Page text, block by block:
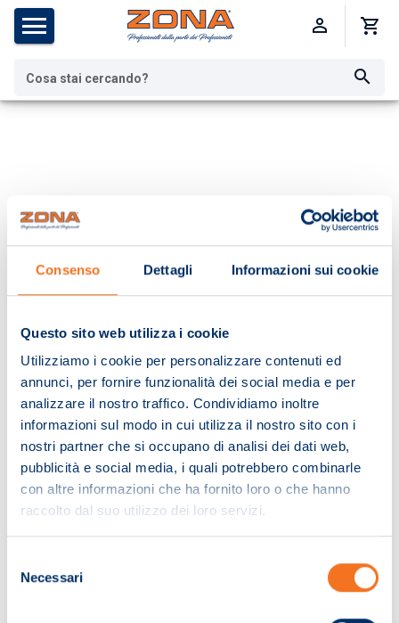
Consenso Dettagli Informazioni sui cookie
Questo sito web utilizza i cookie
Utilizziamo i cookie per personalizzare contenuti ed
annunci, per fornire funzionalità dei social media e per
analizzare il nostro traffico. Condividiamo inoltre
informazioni sul modo in cui utilizza il nostro sito con i
nostri partner che si occupano di analisi dei dati web,
pubblicità e social media, i quali potrebbero combinarle
con altre informazioni che ha fornito loro o che hanno
raccolto dal suo utilizzo dei loro servizi.
delNecessari
Cosa stai cercando?